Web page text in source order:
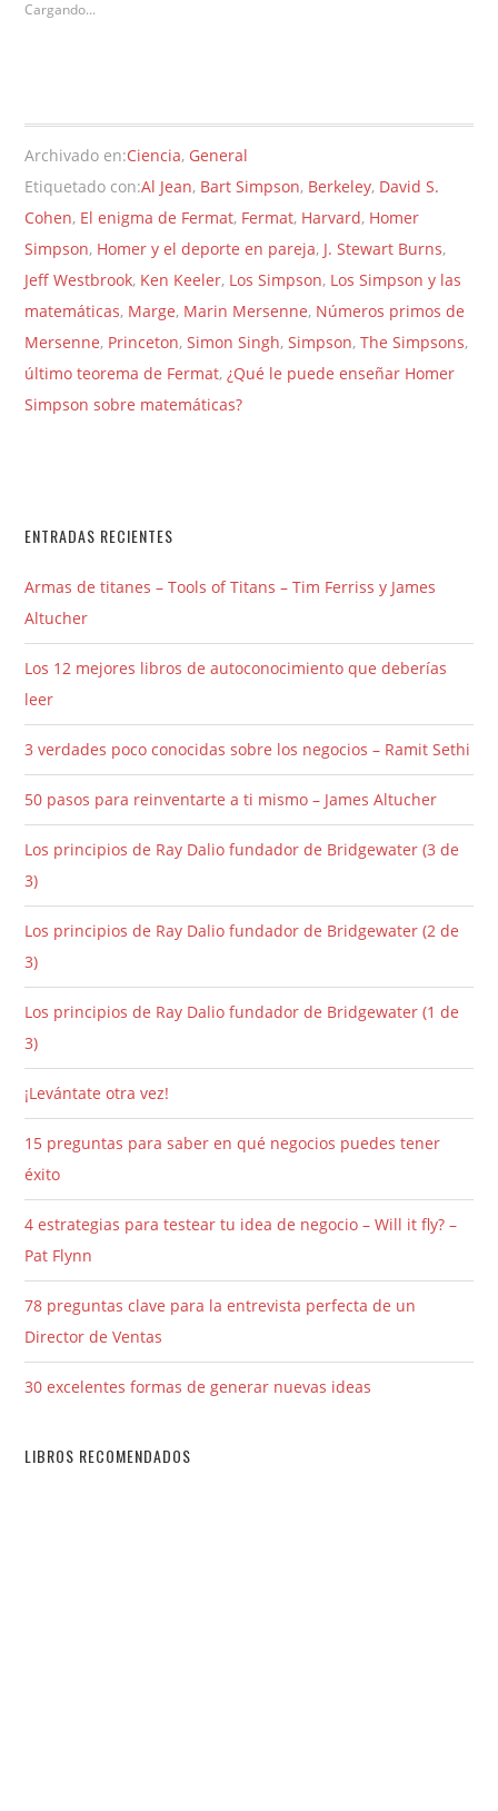
Cargando...
Archivado en:Ciencia, General
Etiquetado con:Al Jean, Bart Simpson, Berkeley, David S.
Cohen, El enigma de Fermat, Fermat, Harvard, Homer
Simpson, Homer y el deporte en pareja, J. Stewart Burns,
Jeff Westbrook, Ken Keeler, Los Simpson, Los Simpson y las
matemáticas, Marge, Marin Mersenne, Números primos de
Mersenne, Princeton,Simon Singh,Simpson,The Simpsons,
último teorema de Fermat,¿Qué le puede enseñar Homer
Simpson sobre matemáticas?
ENTRADAS RECIENTES
Armas de titanes – Tools of Titans – Tim Ferriss y James
Altucher
Los 12 mejores libros de autoconocimiento que deberías
leer
3 verdades poco conocidas sobre los negocios – Ramit Sethi
50 pasos para reinventarte a ti mismo – James Altucher
Los principios de Ray Dalio fundador de Bridgewater (3 de
3)
Los principios de Ray Dalio fundador de Bridgewater (2 de
3)
Los principios de Ray Dalio fundador de Bridgewater (1 de
3)
¡Levántate otra vez!
15 preguntas para saber en qué negocios puedes tener
éxito
4 estrategias para testear tu idea de negocio – Will it fly? –
Pat Flynn
78 preguntas clave para la entrevista perfecta de un
Director de Ventas
30 excelentes formas de generar nuevas ideas
LIBROS RECOMENDADOS